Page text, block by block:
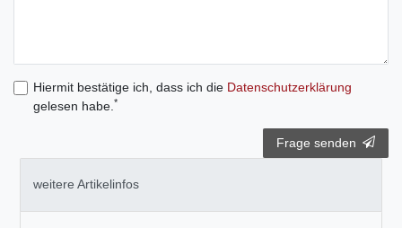
Hiermit bestätige ich, dass ich die Daten­schutz­erklärung
gelesen habe.*
Frage senden
weitere Artikelinfos